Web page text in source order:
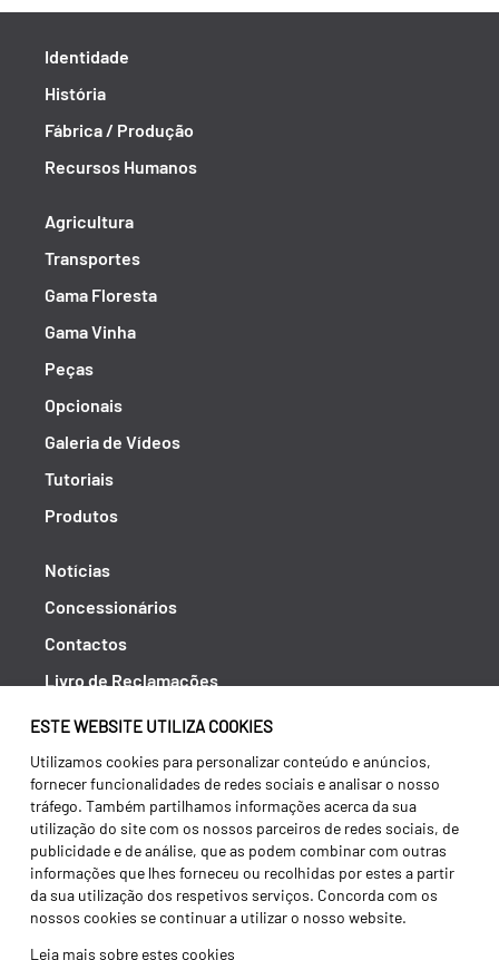
ESTE WEBSITE UTILIZA COOKIES
Utilizamos cookies para personalizar conteúdo e anúncios,
fornecer funcionalidades de redes sociais e analisar o nosso
tráfego. Também partilhamos informações acerca da sua
utilização do site com os nossos parceiros de redes sociais, de
publicidade e de análise, que as podem combinar com outras
informações que lhes forneceu ou recolhidas por estes a partir
da sua utilização dos respetivos serviços. Concorda com os
nossos cookies se continuar a utilizar o nosso website.
Leia mais sobre estes cookies
Identidade
História
Fábrica / Produção
Recursos Humanos
Agricultura
Transportes
Gama Floresta
Gama Vinha
Peças
Opcionais
Galeria de Vídeos
Tutoriais
Produtos
Notícias
Concessionários
Contactos
Livro de Reclamações
Política de Privacidade
Canal de Denúncias (RGPC)
Termos e condições